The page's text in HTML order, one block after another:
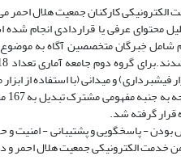
کارکنان جمعیت هلال احمر
محتوای عرفی یا قراردادی انجام
فیشبرداری) و میدانی (با استفاده از
گرفته شد.
- پاسخگویی و پشتیبانی - امنیت و
خدمت الکترونیکی جمعیت هلال احمر